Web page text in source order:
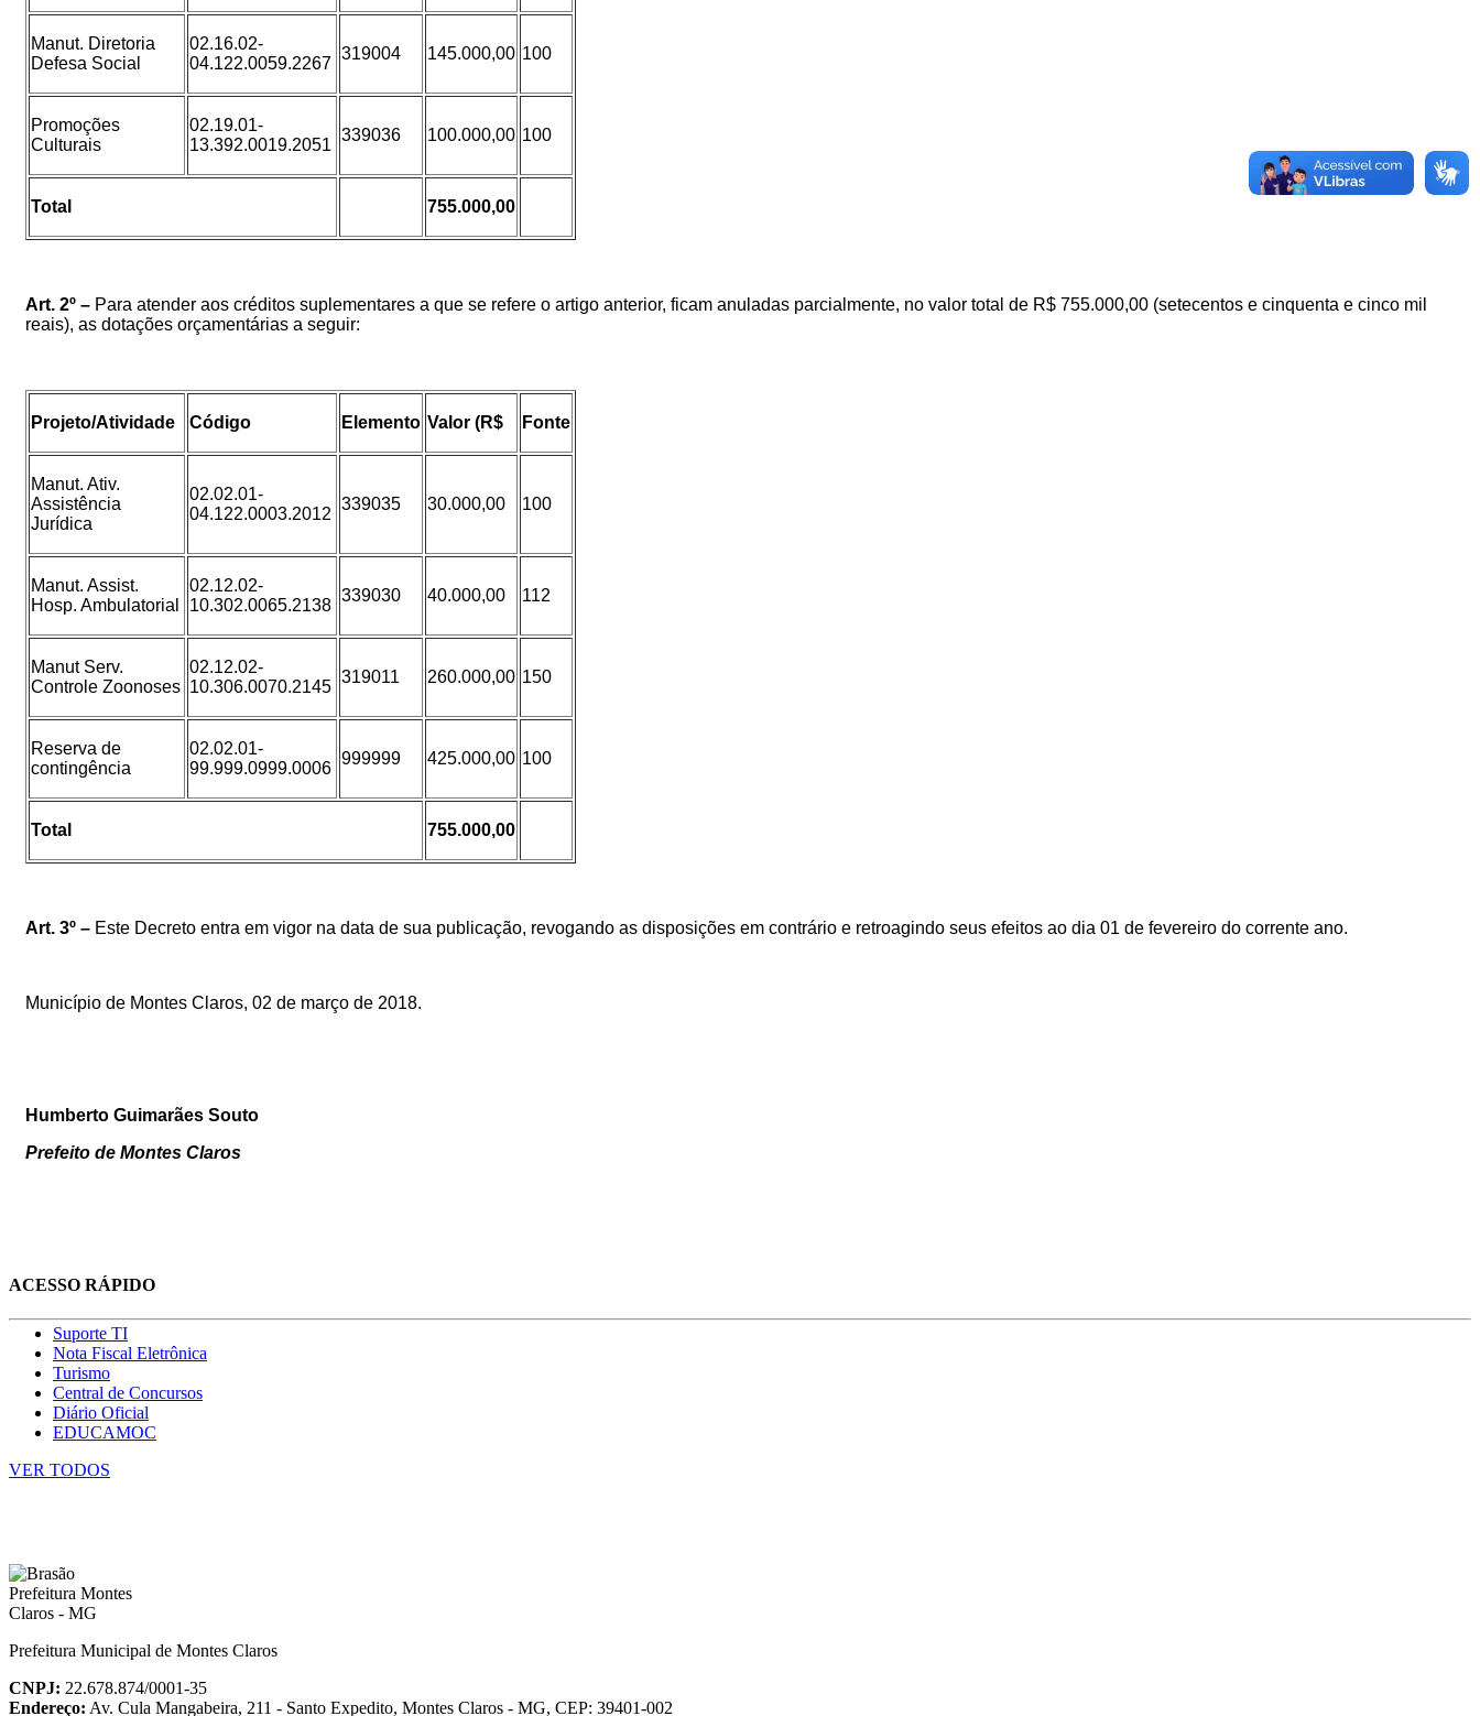
Manut. Diretoria
Defesa Social
02.16.02-
04.122.0059.2267
319004 145.000,00 100
Promoções
Culturais
02.19.01-
13.392.0019.2051
339036 100.000,00 100
Total 755.000,00
Art. 2º – Para atender aos créditos suplementares a que se refere o artigo anterior, ficam anuladas parcialmente, no valor total de R$ 755.000,00 (setecentos e cinquenta e cinco mil
reais), as dotações orçamentárias a seguir:
Projeto/Atividade Código Elemento Valor (R$ Fonte
Manut. Ativ.
Assistência
Jurídica
02.02.01-
04.122.0003.2012
339035 30.000,00 100
Manut. Assist.
Hosp. Ambulatorial
02.12.02-
10.302.0065.2138
339030 40.000,00 112
Manut Serv.
Controle Zoonoses
02.12.02-
10.306.0070.2145
319011 260.000,00 150
Reserva de
contingência
02.02.01-
99.999.0999.0006
999999 425.000,00 100
Total 755.000,00
Art. 3º – Este Decreto entra em vigor na data de sua publicação, revogando as disposições em contrário e retroagindo seus efeitos ao dia 01 de fevereiro do corrente ano.
Município de Montes Claros, 02 de março de 2018.
Humberto Guimarães Souto
Prefeito de Montes Claros
ACESSO RÁPIDO
Suporte TI
Nota Fiscal Eletrônica
Turismo
Central de Concursos
Diário Oficial
EDUCAMOC
VER TODOS
Prefeitura Municipal de Montes Claros
CNPJ: 22.678.874/0001-35
Endereço: Av. Cula Mangabeira, 211 - Santo Expedito, Montes Claros - MG, CEP: 39401-002